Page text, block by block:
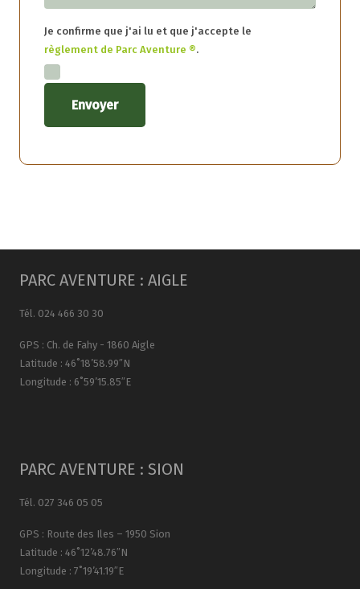
Je confirme que j'ai lu et que j'accepte le
règlement de Parc Aventure ®.
PARC AVENTURE : AIGLE
Tél. 024 466 30 30
GPS : Ch. de Fahy - 1860 Aigle
Latitude : 46˚18’58.99″N
Longitude : 6˚59’15.85″E
PARC AVENTURE : SION
Tél. 027 346 05 05
GPS : Route des Iles – 1950 Sion
Latitude : 46˚12’48.76″N
Longitude : 7˚19’41.19″E